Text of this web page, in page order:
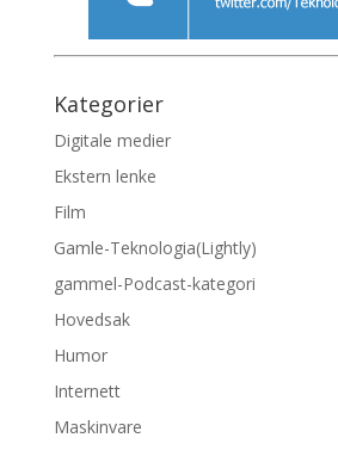
Kategorier
Digitale medier
Ekstern lenke
Film
Gamle-Teknologia(Lightly)
gammel-Podcast-kategori
Hovedsak
Humor
Internett
Maskinvare